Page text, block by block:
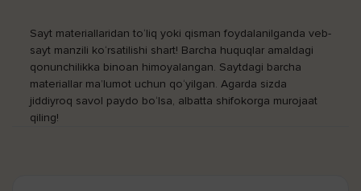
Sayt materiallaridan to‘liq yoki qisman foydalanilganda veb-
sayt manzili ko‘rsatilishi shart! Barcha huquqlar amaldagi
qonunchilikka binoan himoyalangan. Saytdagi barcha
materiallar ma’lumot uchun qo‘yilgan. Agarda sizda
jiddiyroq savol paydo bo‘lsa, albatta shifokorga murojaat
qiling!